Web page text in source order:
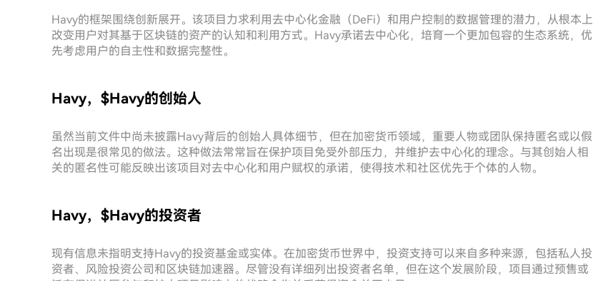
Havy的框架围绕创新展开。该项目力求利用去中心化金融（DeFi）和用户控制的数据管理的潜力，从根本上
改变用户对其基于区块链的资产的认知和利用方式。Havy承诺去中心化，培育一个更加包容的生态系统，优
先考虑用户的自主性和数据完整性。
Havy，$Havy的创始人
虽然当前文件中尚未披露Havy背后的创始人具体细节，但在加密货币领域，重要人物或团队保持匿名或以假
名出现是很常见的做法。这种做法常常旨在保护项目免受外部压力，并维护去中心化的理念。与其创始人相
关的匿名性可能反映出该项目对去中心化和用户赋权的承诺，使得技术和社区优先于个体的人物。
Havy，$Havy的投资者
现有信息未指明支持Havy的投资基金或实体。在加密货币世界中，投资支持可以来自多种来源，包括私人投
资者、风险投资公司和区块链加速器。尽管没有详细列出投资者名单，但在这个发展阶段，项目通过预售或